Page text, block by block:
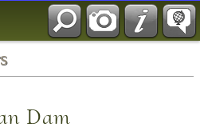
Dam